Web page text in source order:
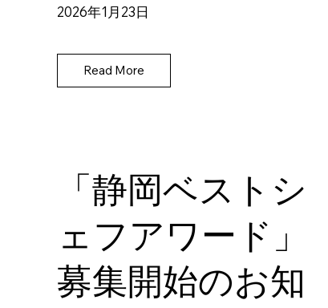
2026年1月23日
Read More
「静岡ベストシ
ェフアワード」
募集開始のお知